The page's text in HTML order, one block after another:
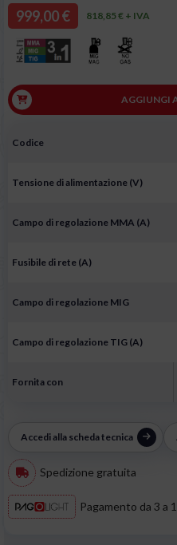
999,00 € 818,85 € + IVA
AGGIUNGI
Codice
Tensione di alimentazione (V)
Campo di regolazione MMA (A)
Fusibile di rete (A)
Campo di regolazione MIG
Campo di regolazione TIG (A)
Fornita con
Accedi alla scheda tecnica
Spedizione gratuita
Pagamento da 3 a